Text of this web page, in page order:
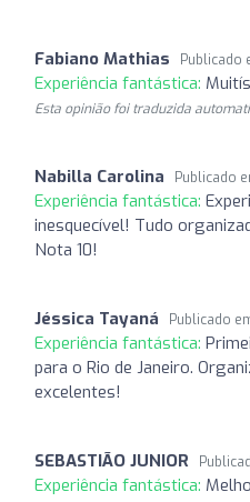
Fabiano Mathias Publicado
Experiência fantástica:
Esta opinião foi traduzida
Nabilla Carolina Publicado
Experiência fantástica:
inesquecível! Tudo
Nota 10!
Jéssica Tayaná Publicado
Experiência fantástica:
para o Rio de Janeiro.
excelentes!
SEBASTIÃO JUNIOR
Experiência fantástica: